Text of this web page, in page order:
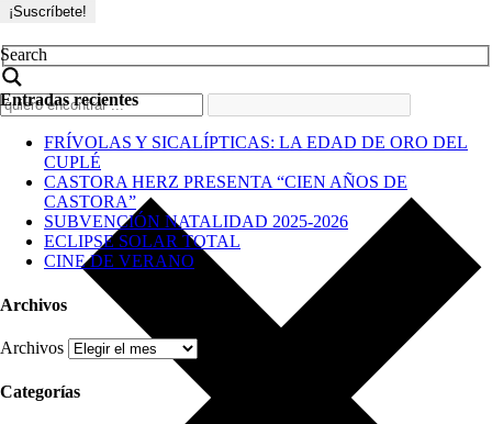
Search
Entradas recientes
FRÍVOLAS Y SICALÍPTICAS: LA EDAD DE ORO DEL
CUPLÉ
CASTORA HERZ PRESENTA “CIEN AÑOS DE
CASTORA”
SUBVENCIÓN NATALIDAD 2025-2026
ECLIPSE SOLAR TOTAL
CINE DE VERANO
Archivos
Archivos
Categorías